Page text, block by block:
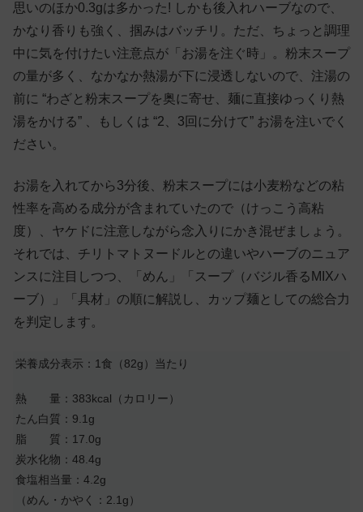
思いのほか0.3gは多かった! しかも後入れハーブなので、
かなり香りも強く、掴みはバッチリ。ただ、ちょっと調理
中に気を付けたい注意点が「お湯を注ぐ時」。粉末スープ
の量が多く、なかなか熱湯が下に浸透しないので、注湯の
前に “わざと粉末スープを奥に寄せ、麺に直接ゆっくり熱
湯をかける” 、もしくは “2、3回に分けて” お湯を注いでく
ださい。
お湯を入れてから3分後、粉末スープには小麦粉などの粘
性率を高める成分が含まれていたので（けっこう高粘
度）、ヤケドに注意しながら念入りにかき混ぜましょう。
それでは、チリトマトヌードルとの違いやハーブのニュア
ンスに注目しつつ、「めん」「スープ（バジル香るMIXハ
ーブ）」「具材」の順に解説し、カップ麺としての総合力
を判定します。
栄養成分表示：1食（82g）当たり
熱 量：383kcal（カロリー）
たん白質：9.1g
脂 質：17.0g
炭水化物：48.4g
食塩相当量：4.2g
（めん・かやく：2.1g）